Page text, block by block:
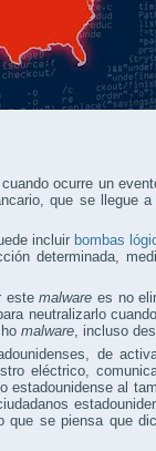
ocurre un
que se llegue
incluir bombas
determinada,
estemalware es no
neutralizarlo
malware , incluso
de
eléctrico,
estadounidense al
que se piensa que